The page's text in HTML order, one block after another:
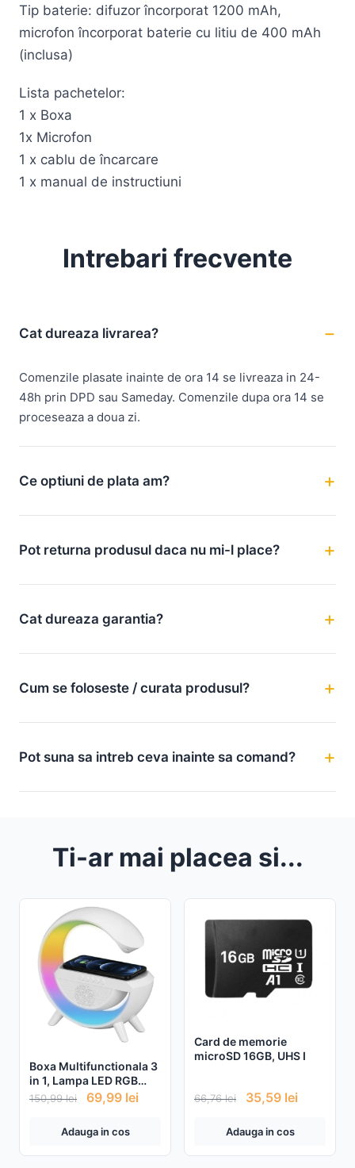
Tip baterie: difuzor încorporat 1200 mAh,
microfon încorporat baterie cu litiu de 400 mAh
(inclusa)
Lista pachetelor:
1 x Boxa
1x Microfon
1 x cablu de încarcare
1 x manual de instructiuni
Intrebari frecvente
Cat dureaza livrarea?
Comenzile plasate inainte de ora 14 se livreaza in 24-
48h prin DPD sau Sameday. Comenzile dupa ora 14 se
proceseaza a doua zi.
Ce optiuni de plata am?
Pot returna produsul daca nu mi-l place?
Cat dureaza garantia?
Cum se foloseste / curata produsul?
Pot suna sa intreb ceva inainte sa comand?
Ti-ar mai placea si...
Boxa Multifunctionala 3
in 1, Lampa LED RGB
Smart, Boxa Bluetooth,
Incarcator Telefon
150,99lei 69,99 lei
Adauga in cos
Card de memorie
microSD 16GB, UHS I
66,76lei 35,59 lei
Adauga in cos